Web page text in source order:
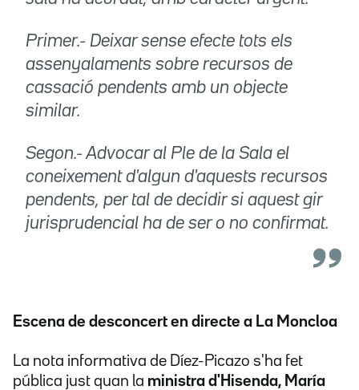
Primer.- Deixar sense efecte tots els
assenyalaments sobre recursos de
cassació pendents amb un objecte
similar.
Segon.- Advocar al Ple de la Sala el
coneixement d'algun d'aquests recursos
pendents, per tal de decidir si aquest gir
jurisprudencial ha de ser o no confirmat.
Escena de desconcert en directe a La Moncloa
La nota informativa de Díez-Picazo s'ha fet
pública just quan la ministra d'Hisenda, María